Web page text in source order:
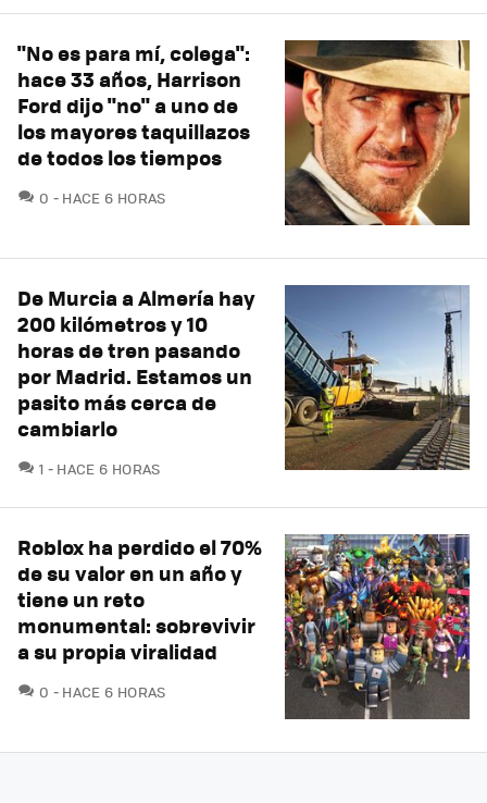
"No es para mí, colega":
hace 33 años, Harrison
Ford dijo "no" a uno de
los mayores taquillazos
de todos los tiempos
0 COMENTARIOS
HACE 6 HORAS
De Murcia a Almería hay
200 kilómetros y 10
horas de tren pasando
por Madrid. Estamos un
pasito más cerca de
cambiarlo
1 COMENTARIOS
HACE 6 HORAS
Roblox ha perdido el 70%
de su valor en un año y
tiene un reto
monumental: sobrevivir
a su propia viralidad
0 COMENTARIOS
HACE 6 HORAS